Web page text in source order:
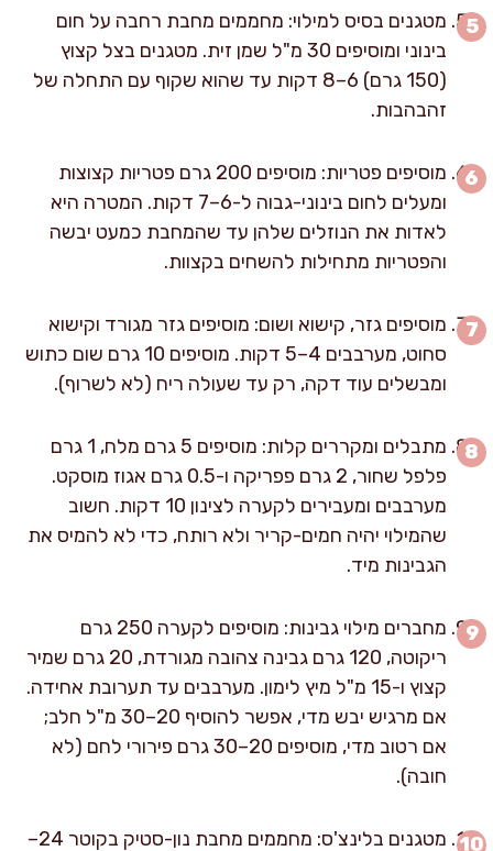
מטגנים בסיס למילוי: מחממים מחבת רחבה על חום
בינוני ומוסיפים 30 מ"ל שמן זית. מטגנים בצל קצוץ
(150 גרם) 6–8 דקות עד שהוא שקוף עם התחלה של
זהבהבות.
מוסיפים פטריות: מוסיפים 200 גרם פטריות קצוצות
ומעלים לחום בינוני-גבוה ל-6–7 דקות. המטרה היא
לאדות את הנוזלים שלהן עד שהמחבת כמעט יבשה
והפטריות מתחילות להשחים בקצוות.
מוסיפים גזר, קישוא ושום: מוסיפים גזר מגורד וקישוא
סחוט, מערבבים 4–5 דקות. מוסיפים 10 גרם שום כתוש
ומבשלים עוד דקה, רק עד שעולה ריח (לא לשרוף).
מתבלים ומקררים קלות: מוסיפים 5 גרם מלח, 1 גרם
פלפל שחור, 2 גרם פפריקה ו-0.5 גרם אגוז מוסקט.
מערבבים ומעבירים לקערה לצינון 10 דקות. חשוב
שהמילוי יהיה חמים-קריר ולא רותח, כדי לא להמיס את
הגבינות מיד.
מחברים מילוי גבינות: מוסיפים לקערה 250 גרם
ריקוטה, 120 גרם גבינה צהובה מגורדת, 20 גרם שמיר
קצוץ ו-15 מ"ל מיץ לימון. מערבבים עד תערובת אחידה.
אם מרגיש יבש מדי, אפשר להוסיף 20–30 מ"ל חלב;
אם רטוב מדי, מוסיפים 20–30 גרם פירורי לחם (לא
חובה).
מטגנים בלינצ'ס: מחממים מחבת נון-סטיק בקוטר 24–